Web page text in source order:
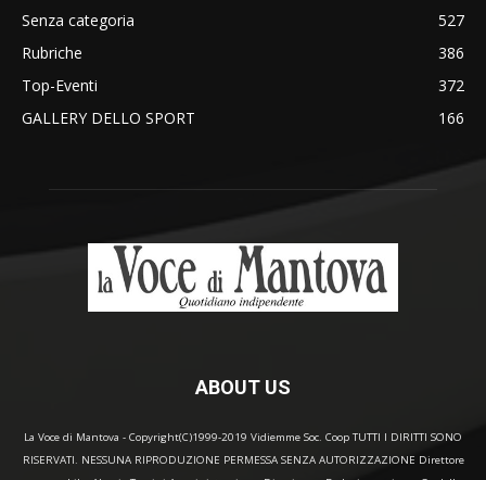
Senza categoria
527
Rubriche
386
Top-Eventi
372
GALLERY DELLO SPORT
166
ABOUT US
La Voce di Mantova - Copyright(C)1999-2019 Vidiemme Soc. Coop TUTTI I DIRITTI SONO
RISERVATI. NESSUNA RIPRODUZIONE PERMESSA SENZA AUTORIZZAZIONE Direttore